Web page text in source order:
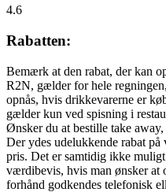
4.6
Rabatten:
Bemærk at den rabat, der kan
R2N, gælder for hele
opnås, hvis drikkevarerne er
gælder kun ved spisning i
Ønsker du at bestille take
Der ydes udelukkende rabat på
pris. Det er samtidig ikke
værdibevis, hvis man ønsker at
forhånd godkendes telefonisk